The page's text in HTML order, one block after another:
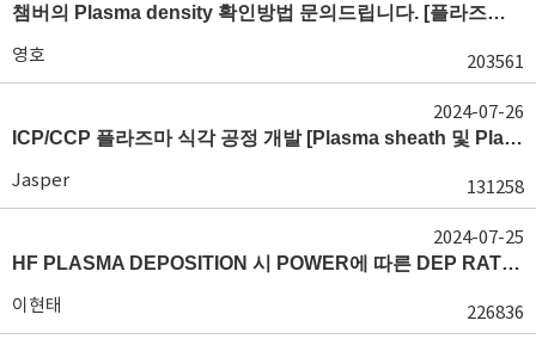
챔버의 Plasma density 확인방법 문의드립니다. [플라즈마 모니터링, OES, LP]
영호 203561
ICP/CCP 플라즈마 식각 공정 개발 [Plasma sheath 및 Plasma generation]
Jasper 131258
2024-07-26
HF PLASMA DEPOSITION 시 POWER에 따른 DEP RATE 변화 [장비 플라즈마, Rate constant]
이현태 226836
2024-07-25